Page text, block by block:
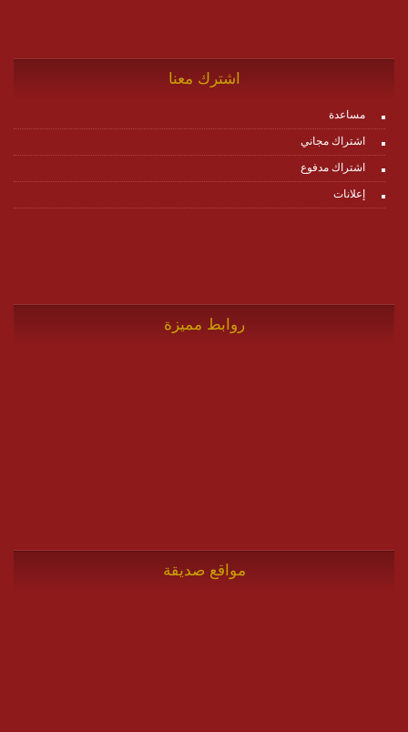
اشترك معنا
مساعدة
اشتراك مجاني
اشتراك مدفوع
إعلانات
روابط مميزة
مواقع صديقة